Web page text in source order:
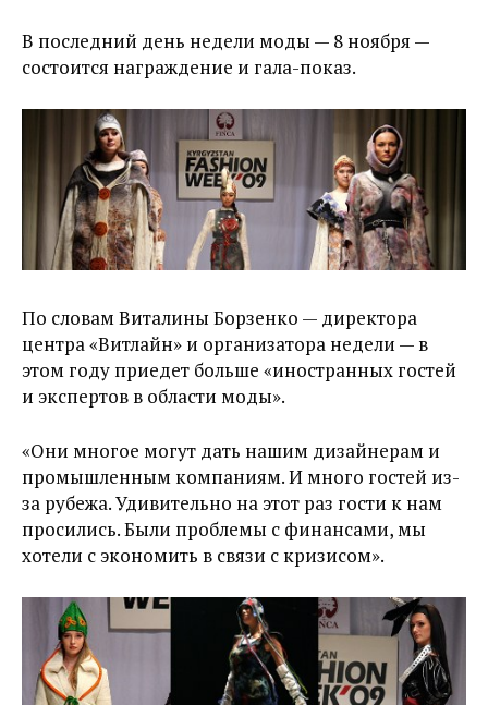
В последний день недели моды — 8 ноября —
состоится награждение и гала-показ.
По словам Виталины Борзенко — директора
центра «Витлайн» и организатора недели — в
этом году приедет больше «иностранных гостей
и экспертов в области моды».
«Они многое могут дать нашим дизайнерам и
промышленным компаниям. И много гостей из-
за рубежа. Удивительно на этот раз гости к нам
просились. Были проблемы с финансами, мы
хотели с экономить в связи с кризисом».